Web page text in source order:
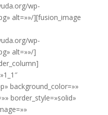
wp-
alt=»»/][fusion_image
wp-
alt=»»/]
background_color=»»
border_style=»solid»